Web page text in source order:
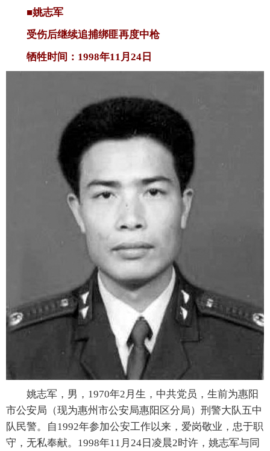
■姚志军
受伤后继续追捕绑匪再度中枪
牺牲时间：1998年11月24日
姚志军，男，1970年2月生，中共党员，生前为惠阳
市公安局（现为惠州市公安局惠阳区分局）刑警大队五中
队民警。自1992年参加公安工作以来，爱岗敬业，忠于职
守，无私奉献。1998年11月24日凌晨2时许，姚志军与同